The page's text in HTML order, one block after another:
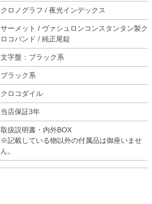
クロノグラフ / 夜光インデックス
サーメット / ヴァシュロンコンスタンタン製ク
ロコバンド / 純正尾錠
文字盤：ブラック系
ブラック系
クロコダイル
当店保証3年
取扱説明書・内外BOX
※記載している物以外の付属品は御座いませ
ん。